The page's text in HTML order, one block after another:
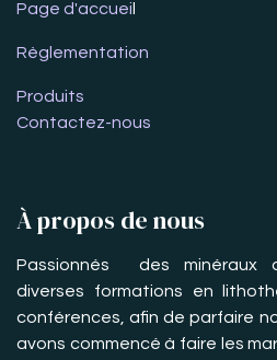
Page d'accuei
Règlementation
Produits
Contactez-nous
À propos de nous
Passionnés des minéraux
diverses formations en
conférences, afin de parfaire
avons commencé à faire les